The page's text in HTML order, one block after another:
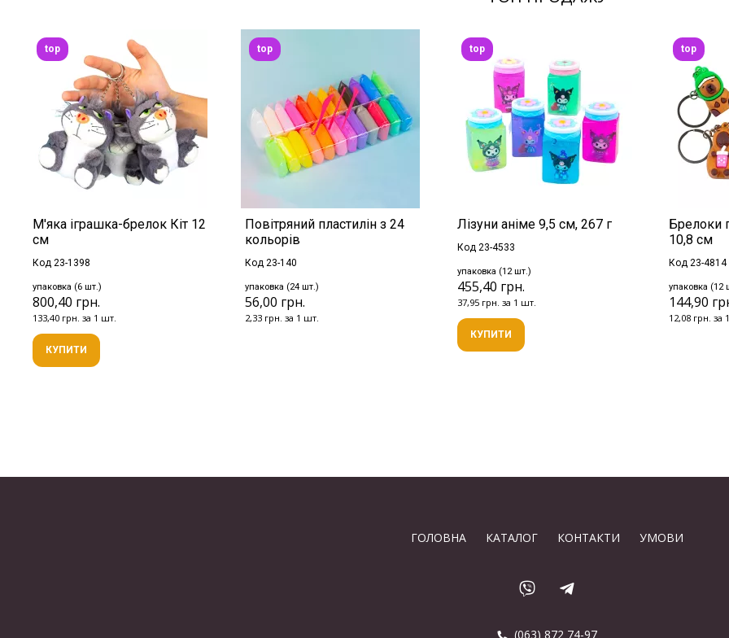
М'яка іграшка-брелок Кіт 12
см
Код 23-1398
упаковка (6 шт.)
800,40 грн.
133,40 грн. за 1 шт.
top
КУПИТИ
Повітряний пластилін з 24
кольорів
Код 23-140
упаковка (24 шт.)
56,00 грн.
2,33 грн. за 1 шт.
top
Лізуни аніме 9,5 см, 267 г
Код 23-4533
упаковка (12 шт.)
455,40 грн.
37,95 грн. за 1 шт.
top
КУПИТИ
Брелоки
10,8 см
Код 23-4814
упаковка (12
144,90
12,08 грн. за
top
ГОЛОВНА КАТАЛОГ КОНТАКТИ УМОВИ
(063) 872 74-97